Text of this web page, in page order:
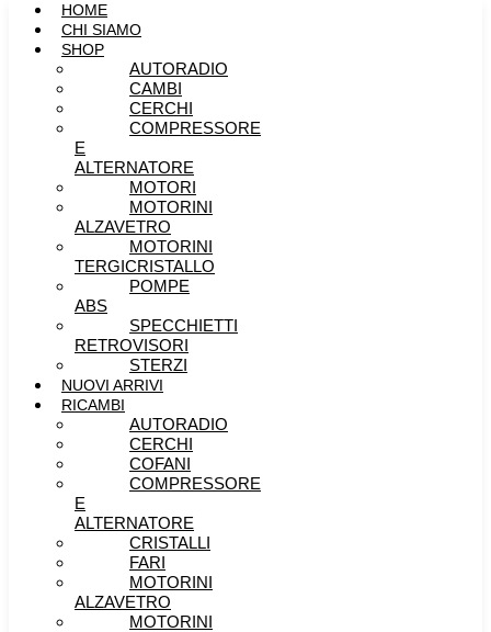
HOME
CHI SIAMO
SHOP
AUTORADIO
CAMBI
CERCHI
COMPRESSORE
E
ALTERNATORE
MOTORI
MOTORINI
ALZAVETRO
MOTORINI
TERGICRISTALLO
POMPE
ABS
SPECCHIETTI
RETROVISORI
STERZI
NUOVI ARRIVI
RICAMBI
AUTORADIO
CERCHI
COFANI
COMPRESSORE
E
ALTERNATORE
CRISTALLI
FARI
MOTORINI
ALZAVETRO
MOTORINI